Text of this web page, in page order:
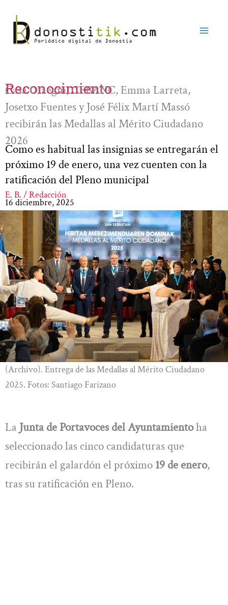
contenido
Reconocimiento
Casa Otaegui, CEBANC, Emma Larreta,
Josetxo Fuentes y José Félix Martí Massó
recibirán las Medallas al Mérito Ciudadano
2026
Como es habitual las insignias se entregarán el
próximo 19 de enero, una vez cuenten con la
ratificación del Pleno municipal
E. B. / Redacción
16 diciembre, 2025
(Archivo). Entrega de las Medallas al Mérito Ciudadano
2025. Fotos: Santiago Farizano
La Junta de Portavoces del Ayuntamientoha
seleccionado las cinco candidaturas que
recibirán el galardón el próximo 19 de enero,
tras su ratificación en Pleno.